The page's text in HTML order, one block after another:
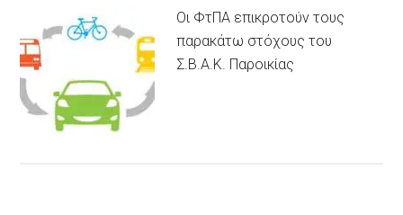
Οι ΦτΠΑ επικροτούν τους
παρακάτω στόχους του
Σ.Β.Α.Κ. Παροικίας